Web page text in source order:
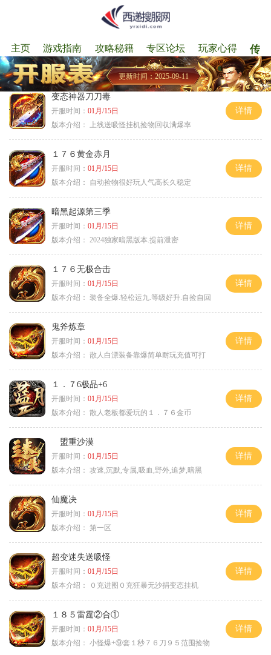
主页 游戏指南 攻略秘籍 专区论坛 玩家心得 传
更新时间：2025-09-11
变态神器刀刀毒
开服时间： 01月/15日
版本介绍：
上线送吸怪挂机捡物回収满爆率
详情
１７６黄金赤月
开服时间： 01月/15日
版本介绍：
自动捡物很好玩人气高长久稳定
详情
暗黑起源第三季
开服时间： 01月/15日
版本介绍：
2024独家暗黑版本.提前泄密
详情
１７６无极合击
开服时间： 01月/15日
版本介绍： 装备全爆.轻松运九.等级好升.自捡自回
详情
鬼斧炼章
开服时间： 01月/15日
版本介绍： 散人白漂装备靠爆简单耐玩充值可打
详情
１．７6极品+6
开服时间： 01月/15日
版本介绍： 散人老板都爱玩的１．７６金币
详情
盟重沙漠
开服时间： 01月/15日
版本介绍： 攻速,沉默,专属,吸血,野外,追梦,暗黑
详情
仙魔决
开服时间： 01月/15日
版本介绍： 第一区
详情
超变迷失送吸怪
开服时间： 01月/15日
版本介绍：
０充进图０充狂暴无沙捐变态挂机
详情
１８５雷霆②合①
开服时间： 01月/15日
版本介绍： 小怪爆+⑨套１秒７６刀９５范围捡物
详情